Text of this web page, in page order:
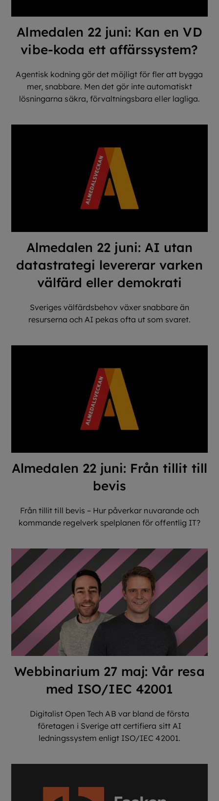
Almedalen 22 juni: Kan en VD
vibe-koda ett affärssystem?
Agentisk kodning gör det möjligt för fler att bygga
mer, snabbare. Men det gör inte automatiskt
lösningarna säkra, förvaltningsbara eller lagliga.
Almedalen 22 juni: AI utan
datastrategi levererar varken
välfärd eller demokrati
Sveriges välfärdsbehov växer snabbare än
resurserna och AI pekas ofta ut som svaret.
Almedalen 22 juni: Från tillit till
bevis
Från tillit till bevis – Hur påverkar nuvarande och
kommande regelverk spelplanen för offentlig IT?
Webbinarium 27 maj: Vår resa
med ISO/IEC 42001
Digitalist Open Tech AB var bland de första
företagen i Sverige att certifiera sitt AI
ledningssystem enligt ISO/IEC 42001.